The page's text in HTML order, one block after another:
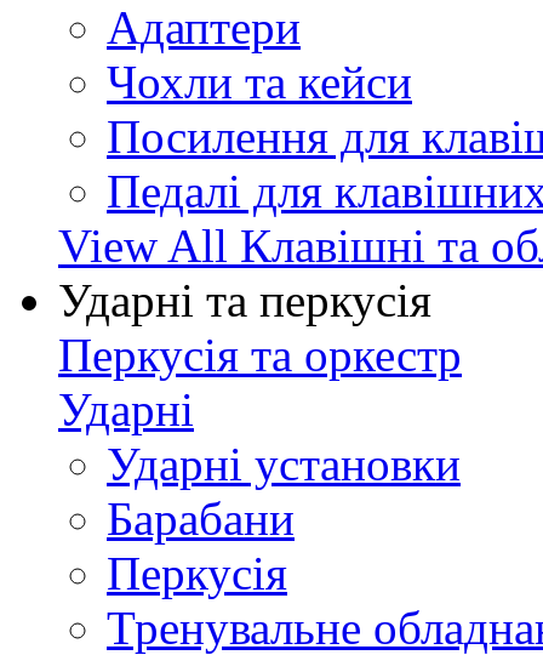
Адаптери
Чохли та кейси
Посилення для
Педалі для
View All Клавішні та
Ударні та перкусія
Перкусія та оркестр
Ударні
Ударні установки
Барабани
Перкусія
Тренувальне